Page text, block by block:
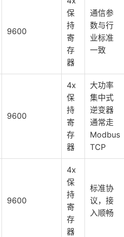
9600
保
持
寄
存
器
通信参
数与行
业标准
一致
9600
4x
保
持
寄
存
器
大功率
集中式
逆变器
通常走
Modbus
TCP
9600
4x
保
持
寄
存
器
标准协
议，接
入顺畅